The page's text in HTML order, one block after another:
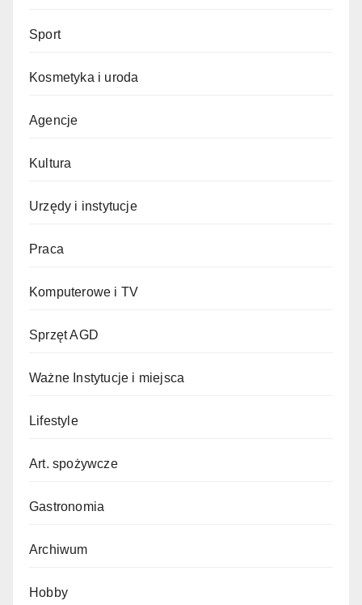
Sport
Kosmetyka i uroda
Agencje
Kultura
Urzędy i instytucje
Praca
Komputerowe i TV
Sprzęt AGD
Ważne Instytucje i miejsca
Lifestyle
Art. spożywcze
Gastronomia
Archiwum
Hobby